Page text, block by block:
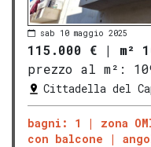
sab 10 maggio 2025
115.000 € | m²
prezzo al m²:
Cittadella del
bagni: 1 zona
con balcone